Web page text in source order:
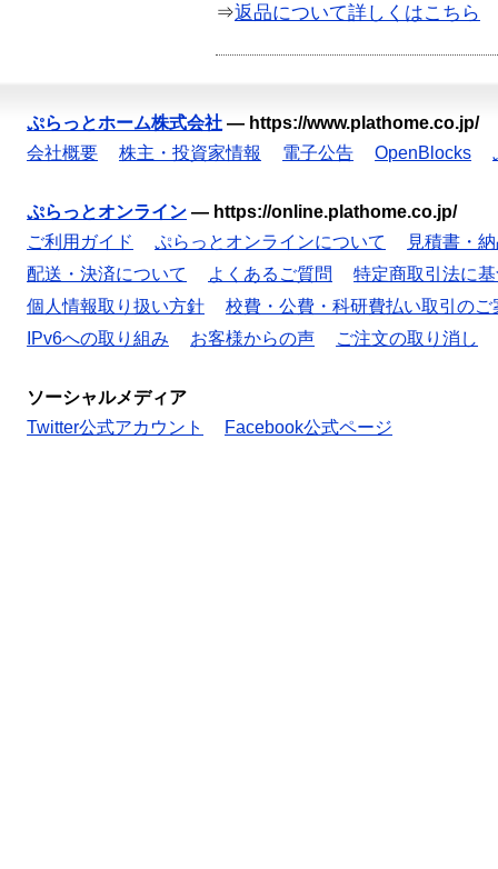
⇒返品について詳しくはこちら
ぷらっとホーム株式会社 — https://www.plathome.co.jp/
会社概要
株主・投資家情報 電子公告 OpenBlocks
ぷらっとオンライン — https://online.plathome.co.jp/
ご利用ガイド
ぷらっとオンラインについて
見積書・
配送・決済について
よくあるご質問
特定商取引法に
個人情報取り扱い方針
校費・公費・科研費払い取引のご
IPv6への取り組み
お客様からの声 ご注文の取り消し
ソーシャルメディア
Twitter公式アカウント
Facebook公式ページ